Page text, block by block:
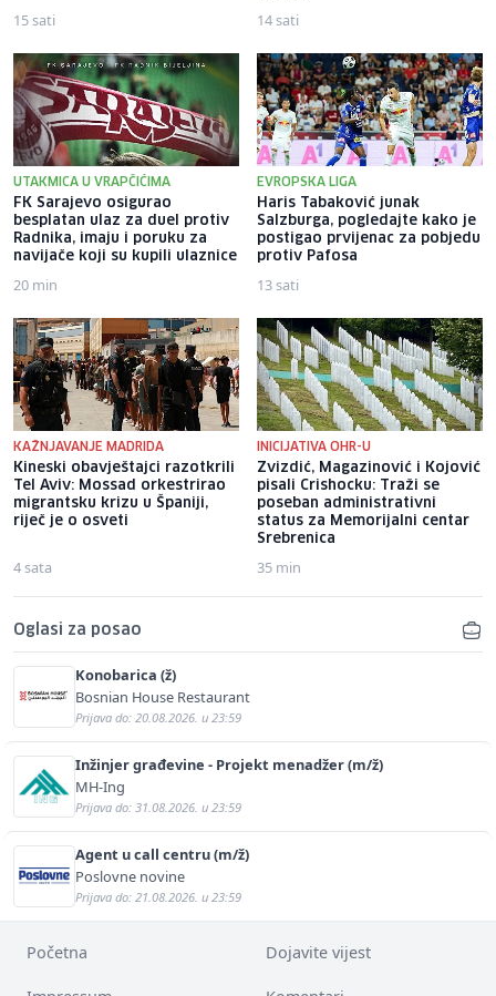
15 sati 14 sati
UTAKMICA U VRAPČIĆIMA
FK Sarajevo osigurao
besplatan ulaz za duel protiv
Radnika, imaju i poruku za
navijače koji su kupili ulaznice
20 min
EVROPSKA LIGA
Haris Tabaković junak
Salzburga, pogledajte kako je
postigao prvijenac za pobjedu
protiv Pafosa
13 sati
KAŽNJAVANJE MADRIDA
Kineski obavještajci razotkrili
Tel Aviv: Mossad orkestrirao
migrantsku krizu u Španiji,
riječ je o osveti
4 sata
INICIJATIVA OHR-U
Zvizdić, Magazinović i Kojović
pisali Crishocku: Traži se
poseban administrativni
status za Memorijalni centar
Srebrenica
35 min
Oglasi za posao
Konobarica (ž)
Bosnian House Restaurant
Prijava do: 20.08.2026. u 23:59
Inžinjer građevine - Projekt menadžer (m/ž)
MH-Ing
Prijava do: 31.08.2026. u 23:59
Agent u call centru (m/ž)
Poslovne novine
Prijava do: 21.08.2026. u 23:59
Početna Dojavite vijest